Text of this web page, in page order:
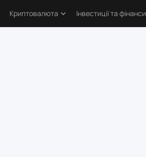
трейдинга
Криптовалюта Інвестиції та фінанси